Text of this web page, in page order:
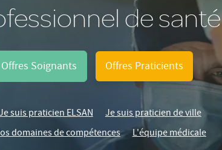
de santé
Offres Soignants Offres Praticients
suis praticien ELSAN
Je suis praticien de ville
domaines de compétences
L'équipe médicale